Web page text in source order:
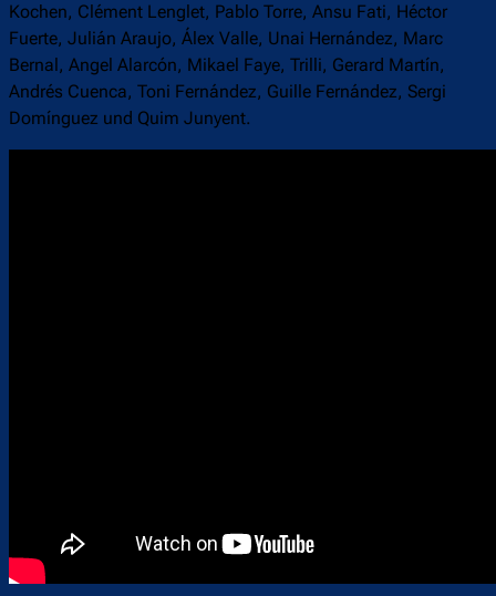
Kochen, Clément Lenglet, Pablo Torre, Ansu Fati, Héctor
Fuerte, Julián Araujo, Álex Valle, Unai Hernández, Marc
Bernal, Angel Alarcón, Mikael Faye, Trilli, Gerard Martín,
Andrés Cuenca, Toni Fernández, Guille Fernández, Sergi
Domínguez und Quim Junyent.